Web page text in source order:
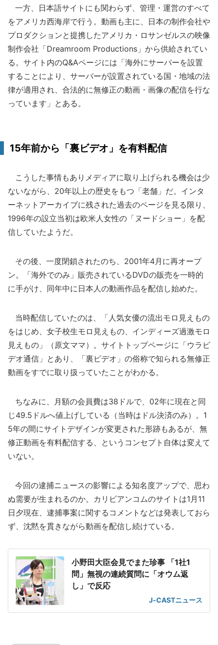
一方、日本語サイトにも関わらず、管理・運営のすべて
をアメリカ西海岸で行う。動画も主に、日本の制作会社や
プロダクションと提携したアメリカ・ロサンゼルスの映像
制作会社「Dreamroom Productions」から供給されてい
る。サイト内のQ&Aページには「海外にサーバーを設置
することにより、サーバーが設置されている国・地域の法
律が適用され、合法的に無修正の動画・画像の配信を行な
っています」とある。
15年前から「裏ビデオ」を有料配信
こうした事情もありメディアに取り上げられる機会は少
ないながら、20年以上の歴史をもつ「老舗」だ。インタ
ーネットアーカイブに残された過去のページを見る限り、
1996年の設立当初は欧米人女性の「ヌードショー」を配
信していたようだ。
その後、一度閉鎖されたのち、2001年4月に再オープ
ン。「海外でのみ」販売されているDVDの販売を一時的
に手がけ、同年中に日本人の動画作品を配信し始めた。
当時配信していたのは、「人気女優の流出モロ見えもの
をはじめ、女子校生モロ見えもの、インディーズ過激モロ
見えもの」（原文ママ）。サイトトップページに「ウラビ
デオ通信」とあり、「裏ビデオ」の俗称で知られる無修正
動画をすでに取り扱っていたことがわかる。
ちなみに、月額の会員費は38ドルで、02年に現在と同
じ49.5ドルへ値上げしている（当時はドル決済のみ）。1
5年の間にサイトデザインが変更された形跡もあるが、無
修正動画を有料配信する、というコンセプト自体は変えて
いない。
今回の逮捕ニュースの影響による知名度アップで、思わ
ぬ需要が生まれるのか。カリビアンコムのサイトは1月11
日夕現在、逮捕事案に関するコメントなどは発表しておら
ず、沈黙を貫きながら動画を配信し続けている。
小野田大臣会見でまた珍事 「1社1
問」無視の連続質問に「オウム返
し」で反応
J-CASTニュース